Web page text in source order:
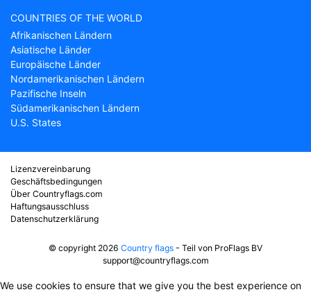
COUNTRIES OF THE WORLD
Afrikanischen Ländern
Asiatische Länder
Europäische Länder
Nordamerikanischen Ländern
Pazifische Inseln
Südamerikanischen Ländern
U.S. States
Lizenzvereinbarung
Geschäftsbedingungen
Über Countryflags.com
Haftungsausschluss
Datenschutzerklärung
© copyright 2026 Country flags - Teil von ProFlags BV
support@countryflags.com
We use cookies to ensure that we give you the best experience on